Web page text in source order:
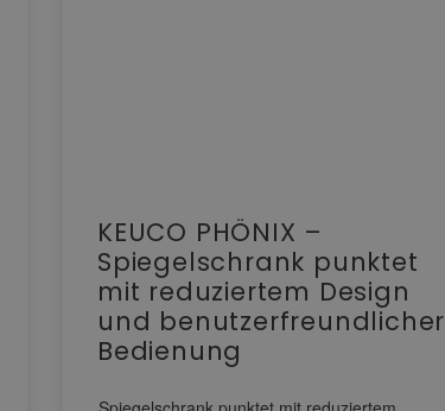
KEUCO PHÖNIX –
Spiegelschrank punktet
mit reduziertem Design
und benutzerfreundlicher
Bedienung